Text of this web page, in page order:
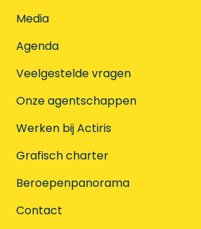
Media
Agenda
Veelgestelde vragen
Onze agentschappen
Werken bij Actiris
Grafisch charter
Beroepenpanorama
Contact